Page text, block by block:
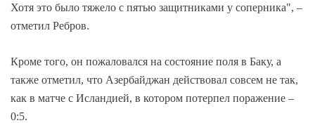
Хотя это было тяжело с пятью защитниками у соперника", –
отметил Ребров.
Кроме того, он пожаловался на состояние поля в Баку, а
также отметил, что Азербайджан действовал совсем не так,
как в матче с Исландией, в котором потерпел поражение –
0:5.